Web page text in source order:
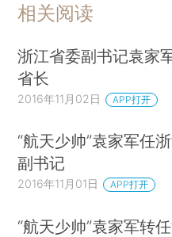
相关阅读
浙江省委副书记袁家
省长
2016年11月02日 APP打开
“航天少帅”袁家军任
副书记
2016年11月01日 APP打开
“航天少帅”袁家军转